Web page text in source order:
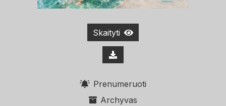
Skaityti
Prenumeruoti
Archyvas